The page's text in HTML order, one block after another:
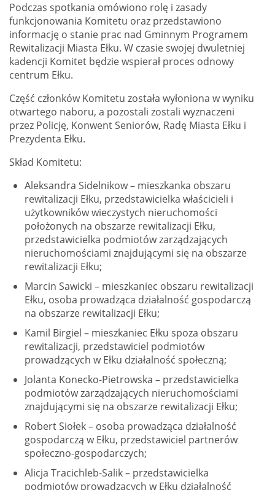
Podczas spotkania omówiono rolę i zasady
funkcjonowania Komitetu oraz przedstawiono
informację o stanie prac nad Gminnym Programem
Rewitalizacji Miasta Ełku. W czasie swojej dwuletniej
kadencji Komitet będzie wspierał proces odnowy
centrum Ełku.
Część członków Komitetu została wyłoniona w wyniku
otwartego naboru, a pozostali zostali wyznaczeni
przez Policję, Konwent Seniorów, Radę Miasta Ełku i
Prezydenta Ełku.
Skład Komitetu:
Aleksandra Sidelnikow – mieszkanka obszaru
rewitalizacji Ełku, przedstawicielka właścicieli i
użytkowników wieczystych nieruchomości
położonych na obszarze rewitalizacji Ełku,
przedstawicielka podmiotów zarządzających
nieruchomościami znajdującymi się na obszarze
rewitalizacji Ełku;
Marcin Sawicki – mieszkaniec obszaru rewitalizacji
Ełku, osoba prowadząca działalność gospodarczą
na obszarze rewitalizacji Ełku;
Kamil Birgiel – mieszkaniec Ełku spoza obszaru
rewitalizacji, przedstawiciel podmiotów
prowadzących w Ełku działalność społeczną;
Jolanta Konecko-Pietrowska – przedstawicielka
podmiotów zarządzających nieruchomościami
znajdującymi się na obszarze rewitalizacji Ełku;
Robert Siołek – osoba prowadząca działalność
gospodarczą w Ełku, przedstawiciel partnerów
społeczno-gospodarczych;
Alicja Tracichleb-Salik – przedstawicielka
podmiotów prowadzących w Ełku działalność